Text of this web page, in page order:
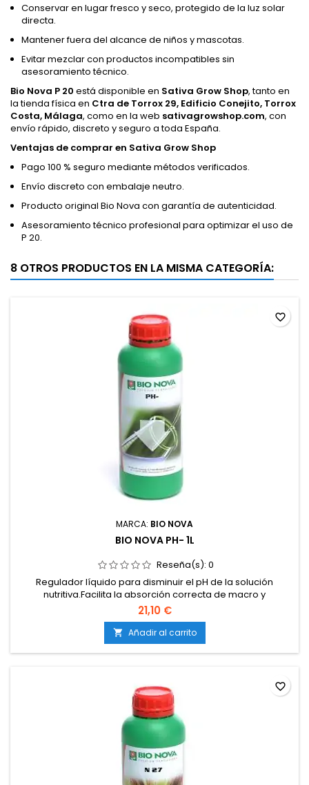
Conservar en lugar fresco y seco, protegido de la luz solar
directa.
Mantener fuera del alcance de niños y mascotas.
Evitar mezclar con productos incompatibles sin
asesoramiento técnico.
Bio Nova P 20 está disponible en Sativa Grow Shop, tanto en
la tienda física en Ctra de Torrox 29, Edificio Conejito, Torrox
Costa, Málaga, como en la web sativagrowshop.com, con
envío rápido, discreto y seguro a toda España.
Ventajas de comprar en Sativa Grow Shop
Pago 100 % seguro mediante métodos verificados.
Envío discreto con embalaje neutro.
Producto original Bio Nova con garantía de autenticidad.
Asesoramiento técnico profesional para optimizar el uso de
P 20.
8 OTROS PRODUCTOS EN LA MISMA CATEGORÍA:
MARCA: BIO NOVA
BIO NOVA PH- 1L
Reseña(s): 0
Regulador líquido para disminuir el pH de la solución
nutritiva.Facilita la absorción correcta de macro y
micronutrientes.Evita bloqueos y deficiencias provocadas
por un pH alto.Compatible con cultivos en tierra, coco e
hidroponía.De acción rápida, eficaz y estable.
21,10 €
 Añadir al carrito
favorite_border
favorite_border